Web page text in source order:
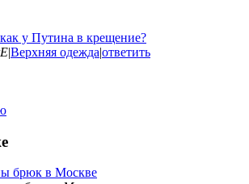
у Путина в крещение?
|Верхняя одежда|ответить
брюк в Москве